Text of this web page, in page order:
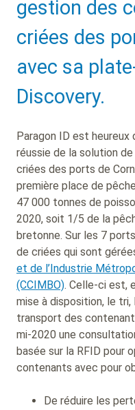
Heading
gestion des
criées des
avec sa
Discovery.
Paragon ID est heureux
réussie de la solution
criées des ports de
première place de
47 000 tonnes de
2020, soit 1/5 de la
bretonne. Sur les 7
de criées qui sont
et de l’Industrie
(CCIMBO). Celle-ci est,
mise à disposition, le
transport des
mi-2020 une
basée sur la RFID pour
contenants avec pour
De réduire les